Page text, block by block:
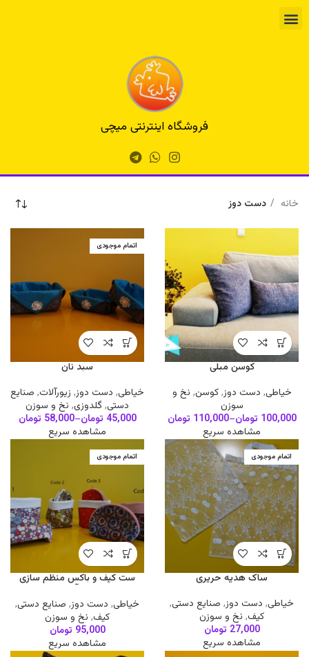
فروشگاه اینترنتی میچی
خانه دست دوز
کوسن مبلی
خیاطی, دست دوز,کوسن, نخ و
سوزن
100,000 تومان–
110,000 تومان
مشاهده سریع
اتمام موجودی
سبد نان
خیاطی, دست دوز, زیورآلات, صنایع
دستی, گلدوزی, نخ و سوزن
45,000 تومان–
58,000 تومان
مشاهده سریع
اتمام موجودی
ساک هدیه حریری
خیاطی, دست دوز, صنایع دستی,
کیف, نخ و سوزن
27,000 تومان
مشاهده سریع
اتمام موجودی
ست کیف و باکس منظم سازی
لوازم آرایش
خیاطی, دست دوز, صنایع دستی,
کیف, نخ و سوزن
95,000 تومان
مشاهده سریع